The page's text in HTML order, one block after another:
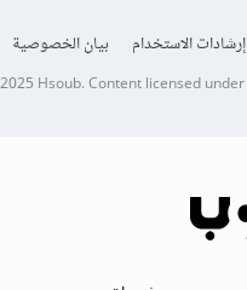
إرشادات الاستخدام بيان الخصوصية
Hsoub.Content licensed under